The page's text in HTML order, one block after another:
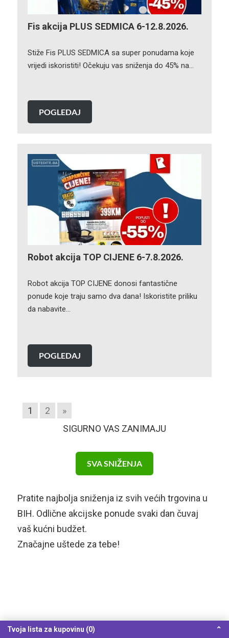
Fis akcija PLUS SEDMICA 6-12.8.2026.
Stiže Fis PLUS SEDMICA sa super ponudama koje
vrijedi iskoristiti! Očekuju vas sniženja do 45% na…
POGLEDAJ
Robot akcija TOP CIJENE 6-7.8.2026.
Robot akcija TOP CIJENE donosi fantastične
ponude koje traju samo dva dana! Iskoristite priliku
da nabavite…
POGLEDAJ
1 2
»
SIGURNO VAS ZANIMAJU
SVA SNIŽENJA
Pratite najbolja sniženja iz svih većih trgovina u
BIH. Odlične akcijske ponude svaki dan čuvaj
vaš kućni budžet.
Značajne uštede za tebe!
Tvoja lista za kupovinu (0) ⌃